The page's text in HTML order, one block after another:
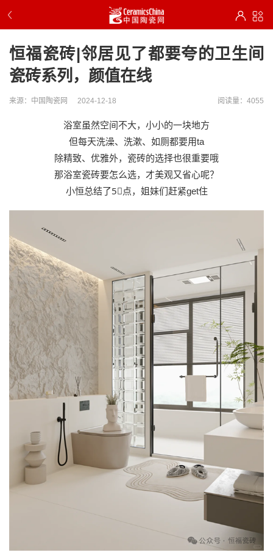
恒福瓷砖|邻居见了都要夸的卫生间
瓷砖系列，颜值在线
来源：中国陶瓷网 2024-12-18 阅读量：4055
浴室虽然空间不大，小小的一块地方
但每天洗澡、洗漱、如厕都要用ta
除精致、优雅外，瓷砖的选择也很重要哦
那浴室瓷砖要怎么选，才美观又省心呢？
小恒总结了5⃣点，姐妹们赶紧get住